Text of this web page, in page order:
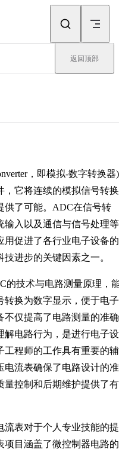
返回顶部
，即模拟-数字转换器
，它将连续的模拟信号转
供了可能。ADC在信号转
输入以及通信与信号处理
用促进了各行业电子设备
进步的关键因素之一。
技术与电路测量原理，
转换为数字显示，便于电
不仅提高了电路测量的准
解电路行为，是进行电子
工程师的工作具有重要的
电流表确保了电路设计的
量控制和后期维护提供了
流表对于个人专业技能的
项目涵盖了微控制器电路